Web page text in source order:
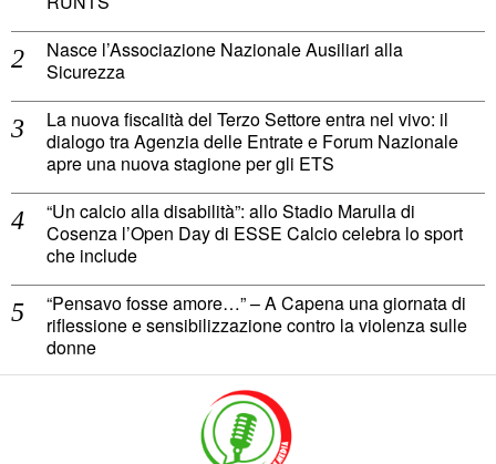
Nasce l’Associazione Nazionale Ausiliari alla
Sicurezza
La nuova fiscalità del Terzo Settore entra nel vivo: il
dialogo tra Agenzia delle Entrate e Forum Nazionale
apre una nuova stagione per gli ETS
“Un calcio alla disabilità”: allo Stadio Marulla di
Cosenza l’Open Day di ESSE Calcio celebra lo sport
che include
“Pensavo fosse amore…” – A Capena una giornata di
riflessione e sensibilizzazione contro la violenza sulle
donne